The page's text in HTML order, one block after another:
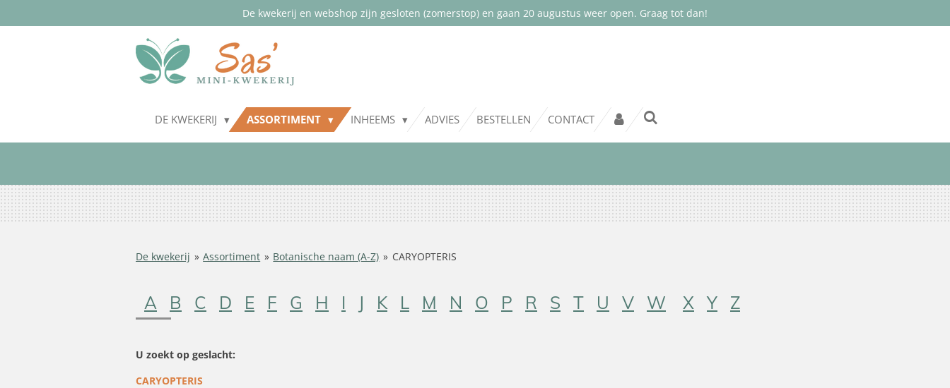
De kwekerij en webshop zijn gesloten (zomerstop) en gaan 20 augustus weer open. Graag tot dan!
DE KWEKERIJ ASSORTIMENT INHEEMS ADVIES BESTELLEN CONTACT
De kwekerij » Assortiment » Botanische naam (A-Z) » CARYOPTERIS
A B C D E F G H I J K L M N O P R S T U V W X Y Z
U zoekt op geslacht:
CARYOPTERIS